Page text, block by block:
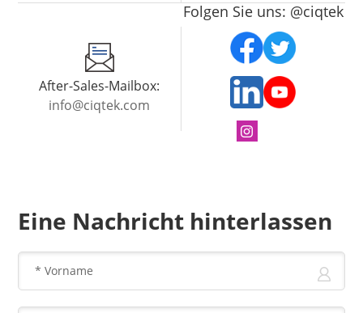
After-Sales-Mailbox:
info@ciqtek.com
Folgen Sie uns: @ciqtek
Eine Nachricht hinterlassen